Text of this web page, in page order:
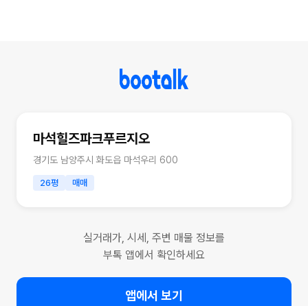
마석힐즈파크푸르지오
경기도 남양주시 화도읍 마석우리 600
26평 매매
실거래가, 시세, 주변 매물 정보를
부톡 앱에서 확인하세요
앱에서 보기